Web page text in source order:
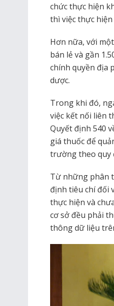
chức thực hiện
thì việc thực
Hơn nữa, với
bán lẻ và gần
chính quyền địa
dược.
Trong khi đó,
việc kết nối liên
Quyết định 540
giá thuốc để
trường theo quy
Từ những phân
định tiêu chí đối
thực hiện và
cơ sở đều phải
thông dữ liệu